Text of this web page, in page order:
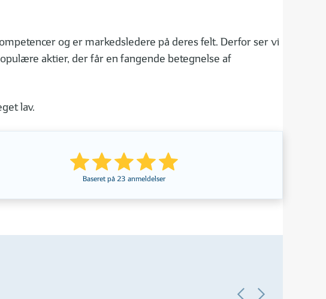
og er markedsledere på deres felt. Derfor ser vi
aktier, der får en fangende betegnelse af
lav.
Baseret på 23 anmeldelser